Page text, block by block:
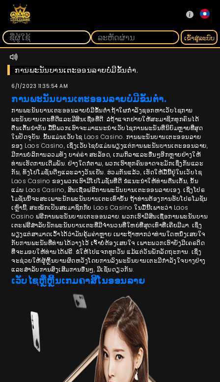
ເຂົ້າ​ສູ່​ລະ​ບົບ
ການພະນັນບານເຕະອອນລາຍບໍ່ມີຂັ້ນຕໍ່າ.
6/1/2023 11:35:54 AM
ການພະນັນບານເຕະອອນລາຍບໍ່ມີຂັ້ນຕໍ່າ.
ການພະນັນບານເຕະອອນລາຍບໍ່ມີຂັ້ນຕໍ່າ.ຖ້າໃຜກໍາລັງຊອກຫາເວັບໄຊການ
ພະນັນບານເຕະທີ່ດີແລະມີສິນເຊື່ອທີ່ດີ. ລໍຖ້າແຈກຢາຍໃຫ້ສະມາຊິກທຸກຄົນໄດ້
ຕື່ນເຕັ້ນນຳກັນ ມື້ນີ້ພວກເຮົາຈະມາແນະນໍາເວັບໄຊການພະນັນທີ່ນິຍົມຫຼາຍທີ່ສຸດ
ໃນປັດຈຸບັນ. ນັ້ນແມ່ນເວັບໄຊ Laos Casino. ການພະນັນບານເຕະອອນລາຍ
ຂອງ Laos Casino, ເຊິ່ງເວັບໄຊບໍ່ແມ່ນພຽງແຕ່ການພະນັນບານເຕະອອນລາຍ,
ມີການບໍລິການລວມທັງ ບາຄ່ຣ່າ ສະລັອດ, ເກມກິລາແລະອື່ນໆອີກຫຼາຍຢ່າງໃຫ້
ທ່ານເຮັດການເດີມພັນ. ຢ່າງໃດກໍຕາມ, ພວກເຮົາທຸກຄົນອາດຈະມັກເຊິ່ງກັນແລະ
ກັນ, ທັງໂປໂມຊັ່ນດີໆແລະລາງວັນເຢັນ. ຮ່ວມກັນແລ້ວ, ເຮັດໃຫ້ມື້ນີ້ຢູ່ໃນເວັບໄຊ
Laos Casino ຂອງພວກເຮົາມີໂປໂມຊັ່ນທີ່ດີ ຂໍແນະນຳໃຫ້ທ່ານຕື່ນເຕັ້ນ, ນັ້ນ
ແມ່ນ Laos Casino, ສິນເຊື່ອຟຣີການພະນັນບານເຕະອອນລາຍເອງ. ເຊິ່ງໂປຣ
ໂມຊັນນີ້ຈະສະເພາະນັກພະນັນບານເຕະເທົ່ານັ້ນ ຖ້າທ່ານຕ້ອງການຮັບໂປຣໂມຊັນ
ເຫຼົ່ານີ້, ສະໝັກເປັນສະມາຊິກກັບ Laos Casino ໃນມື້ນີ້ເພາະວ່າ Laos
Casino ຟຣີການພະນັນບານເຕະອອນລາຍ. ພວກເຮົາມີສິນເຊື່ອການພະນັນບານ
ເຕະຟຣີສໍາລັບນັກພະນັນບານເຕະທີ່ມີຈໍານວນທີ່ໃຫຍ່ທີ່ສຸດເທົ່າທີ່ເຄີຍມີມາ. ເຊິ່ງ
ພຽງແຕ່ສາມາດເວົ້າໄດ້ວ່າມັນຄຸ້ມຄ່າຫຼາຍ ເພາະ​ຖ້າ​ຫາກ​ວ່າ​ທ່ານ​ໃດ​ຫນຶ່ງ​ເສຍ​ໃຈ​
ກັບ​ການ​ພະ​ນັນ​ທີ່​ທ່ານ​ໄດ້​ວາງ​ໄວ້ ເຈົ້າບໍ່ຕ້ອງເສຍໃຈ ເພາະພວກເຮົາຍັງມີເຄຣດິດ
ທີ່ຈະມອບໃຫ້ທ່ານໄດ້ຟຣີ. ຂໍໃຫ້ໄປແຈກທຸກວັນ ແມ້ແຕ່ວັນພັກລັດຖະການ. ເຊິ່ງ
ຈະຊ່ວຍໃຫ້ຜູ້ຫຼິ້ນບານຜິດຫວັງໂດຍການລົງພະນັນບານເຕະມີກໍາລັງໃຈບາງຢ່າງ
ແລະສໍາລັບການສົ່ງເສີມການອື່ນໆ, ມີເຊັ່ນດຽວກັນ.
ເວັບໄຊຫຼືຫຼີ້ນເກມຄາສິໂນອອນລາຍ